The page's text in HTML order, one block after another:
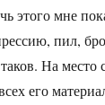
этого мне
пил,
На место
его